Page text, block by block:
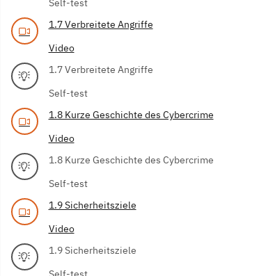
Self-test
1.7 Verbreitete Angriffe
Video
1.7 Verbreitete Angriffe
Self-test
1.8 Kurze Geschichte des Cybercrime
Video
1.8 Kurze Geschichte des Cybercrime
Self-test
1.9 Sicherheitsziele
Video
1.9 Sicherheitsziele